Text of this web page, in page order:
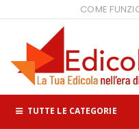
COME
TUTTE LE CATEGORIE